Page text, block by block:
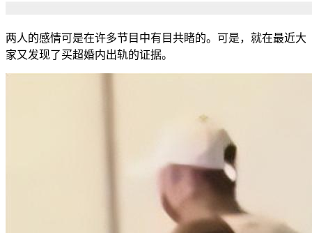
两人的感情可是在许多节目中有目共睹的。可是，就在最近大
家又发现了买超婚内出轨的证据。